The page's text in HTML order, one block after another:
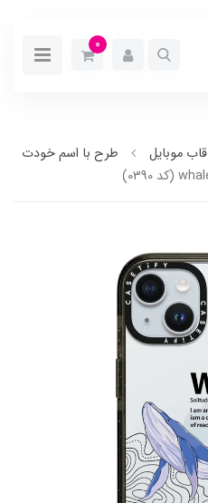
0
قاب موبایل
طرح با اسم خودت